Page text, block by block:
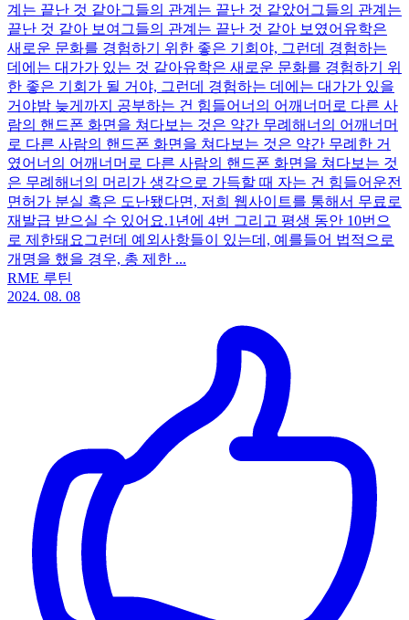
계는 끝난 것 같아그들의 관계는 끝난 것 같았어그들의 관계는
끝난 것 같아 보여그들의 관계는 끝난 것 같아 보였어유학은
새로운 문화를 경험하기 위한 좋은 기회야, 그런데 경험하는
데에는 대가가 있는 것 같아유학은 새로운 문화를 경험하기 위
한 좋은 기회가 될 거야, 그런데 경험하는 데에는 대가가 있을
거야밤 늦게까지 공부하는 건 힘들어너의 어깨너머로 다른 사
람의 핸드폰 화면을 쳐다보는 것은 약간 무례해너의 어깨너머
로 다른 사람의 핸드폰 화면을 쳐다보는 것은 약간 무례한 거
였어너의 어깨너머로 다른 사람의 핸드폰 화면을 쳐다보는 것
은 무례해너의 머리가 생각으로 가득할 때 자는 건 힘들어운전
면허가 분실 혹은 도난됐다면, 저희 웹사이트를 통해서 무료로
재발급 받으실 수 있어요.1년에 4번 그리고 평생 동안 10번으
로 제한돼요그런데 예외사항들이 있는데, 예를들어 법적으로
개명을 했을 경우, 총 제한 ...
RME 루틴
2024. 08. 08